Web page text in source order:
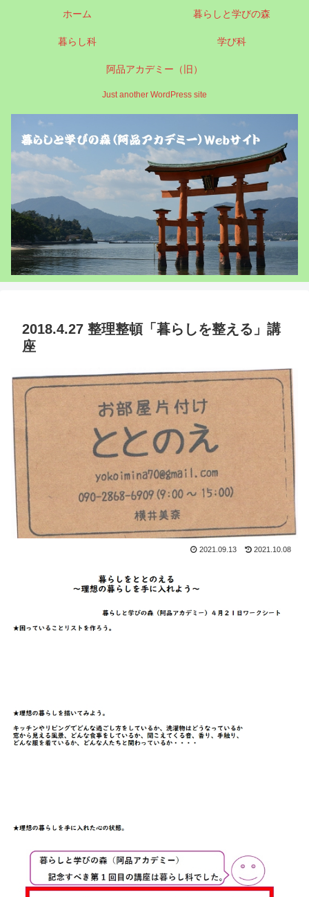
Just another WordPress site
ホーム 暮らしと学びの森
暮らし科 学び科
阿品アカデミー（旧）
2018.4.27 整理整頓「暮らしを整える」講
座
2021.09.13 2021.10.08